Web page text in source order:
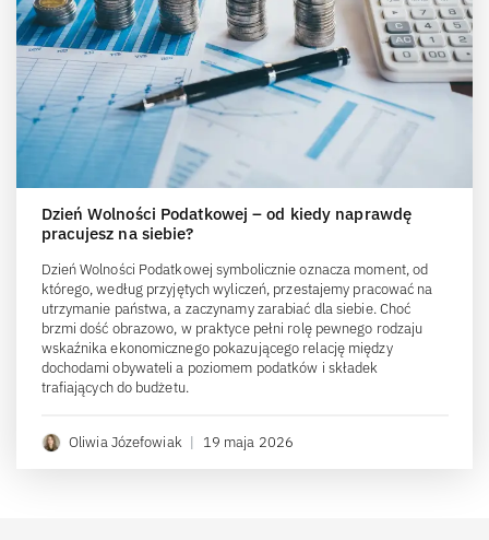
Dzień Wolności Podatkowej – od kiedy naprawdę
pracujesz na siebie?
Dzień Wolności Podatkowej symbolicznie oznacza moment, od
którego, według przyjętych wyliczeń, przestajemy pracować na
utrzymanie państwa, a zaczynamy zarabiać dla siebie. Choć
brzmi dość obrazowo, w praktyce pełni rolę pewnego rodzaju
wskaźnika ekonomicznego pokazującego relację między
dochodami obywateli a poziomem podatków i składek
trafiających do budżetu.
Oliwia Józefowiak | 19 maja 2026